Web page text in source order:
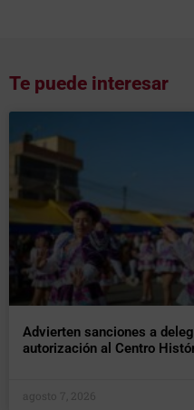
Te puede interesar
Advierten sanciones a
autorización al Centro
agosto 7, 2026